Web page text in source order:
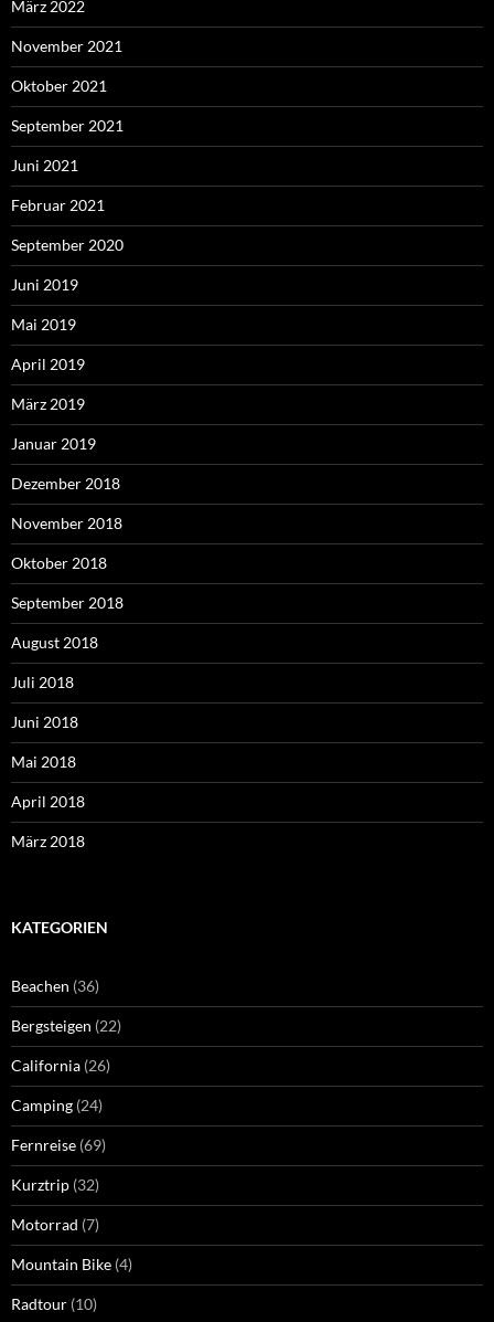
März 2022
November 2021
Oktober 2021
September 2021
Juni 2021
Februar 2021
September 2020
Juni 2019
Mai 2019
April 2019
März 2019
Januar 2019
Dezember 2018
November 2018
Oktober 2018
September 2018
August 2018
Juli 2018
Juni 2018
Mai 2018
April 2018
März 2018
KATEGORIEN
Beachen (36)
Bergsteigen (22)
California (26)
Camping (24)
Fernreise (69)
Kurztrip (32)
Motorrad (7)
Mountain Bike (4)
Radtour (10)